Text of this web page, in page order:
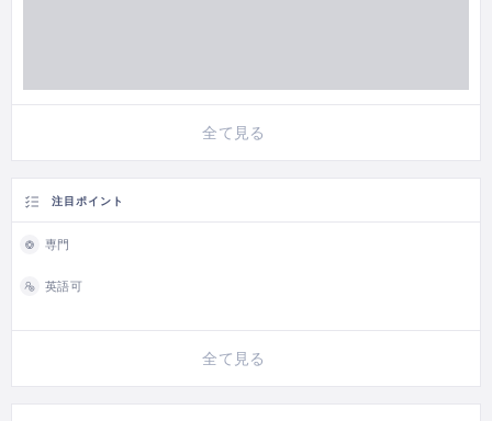
全て見る
注目ポイント
専門
英語可
全て見る